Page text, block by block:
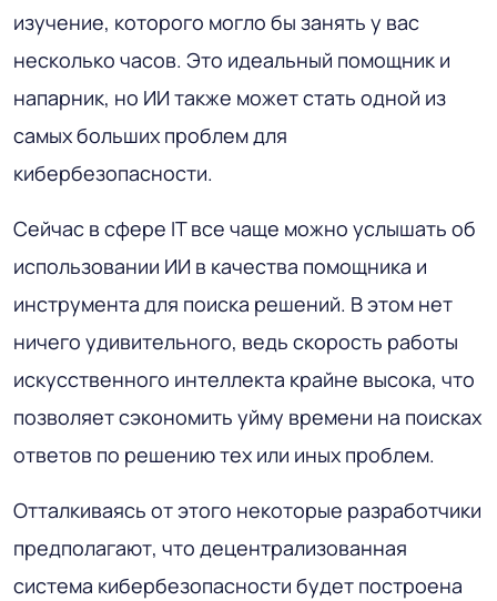
изучение, которого могло бы занять у вас
несколько часов. Это идеальный помощник и
напарник, но ИИ также может стать одной из
самых больших проблем для
кибербезопасности.
Сейчас в сфере IT все чаще можно услышать об
использовании ИИ в качества помощника и
инструмента для поиска решений. В этом нет
ничего удивительного, ведь скорость работы
искусственного интеллекта крайне высока, что
позволяет сэкономить уйму времени на поисках
ответов по решению тех или иных проблем.
Отталкиваясь от этого некоторые разработчики
предполагают, что децентрализованная
система кибербезопасности будет построена